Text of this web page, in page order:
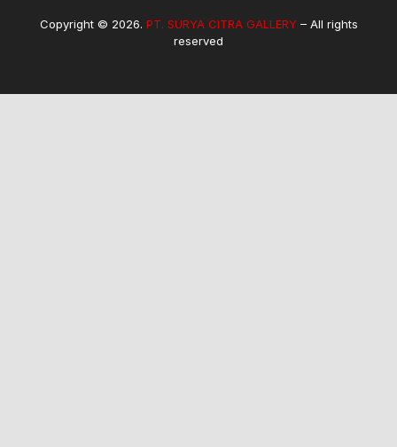
Copyright © 2026. PT. SURYA CITRA GALLERY– All rights
reserved